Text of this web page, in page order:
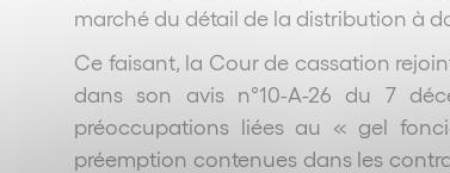
marché du détail de la distribution à
Ce faisant, la Cour de cassation
dans son avis n°10-A-26 du 7
préoccupations liées au « gel
préemption contenues dans les